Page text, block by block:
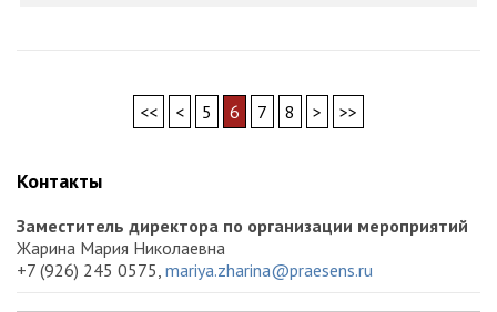
<< < 5 6 7 8 > >>
Контакты
Заместитель директора по организации мероприятий
Жарина Мария Николаевна
+7 (926) 245 0575, mariya.zharina@praesens.ru